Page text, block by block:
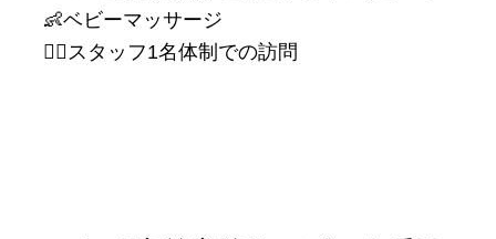
👶ベビーマッサージ
👩‍⚕️スタッフ1名体制での訪問